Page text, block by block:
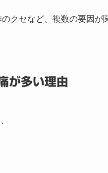
クセなど、複数の要因が
が多い理由